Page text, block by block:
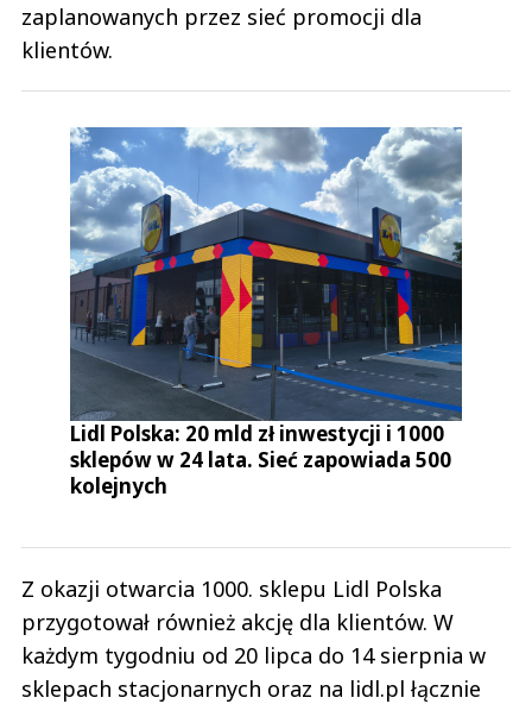
zaplanowanych przez sieć promocji dla
klientów.
Lidl Polska: 20 mld zł inwestycji i 1000
sklepów w 24 lata. Sieć zapowiada 500
kolejnych
Z okazji otwarcia 1000. sklepu Lidl Polska
przygotował również akcję dla klientów. W
każdym tygodniu od 20 lipca do 14 sierpnia w
sklepach stacjonarnych oraz na lidl.pl łącznie